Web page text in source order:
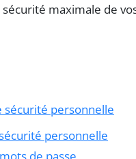
maximale de
sécurité personnelle
personnelle